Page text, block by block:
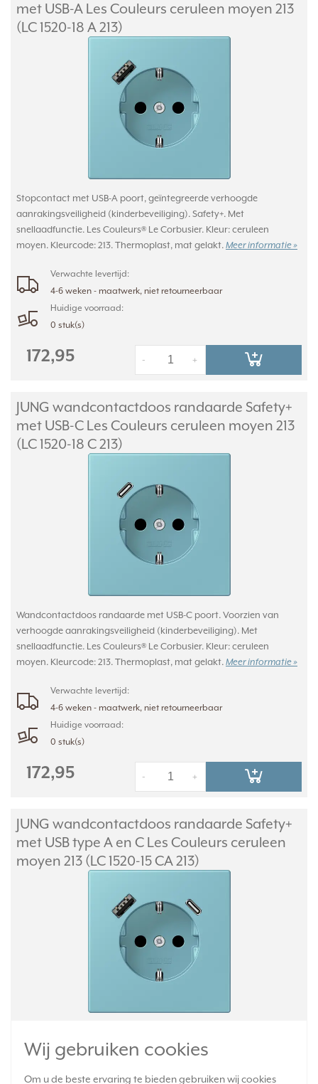
Wij gebruiken cookies
Om u de beste ervaring te bieden gebruiken wij cookies
met USB-A Les Couleurs ceruleen moyen 213
(LC 1520-18 A 213)
Stopcontact met USB-A poort, geïntegreerde verhoogde
aanrakingsveiligheid (kinderbeveiliging). Safety+. Met
snellaadfunctie. Les Couleurs® Le Corbusier. Kleur: ceruleen
moyen. Kleurcode: 213. Thermoplast, mat gelakt. Meer informatie »
Verwachte levertijd:
4-6 weken - maatwerk, niet retourneerbaar
Huidige voorraad:
0 stuk(s)
172,95 +
-
JUNG wandcontactdoos randaarde Safety+
met USB-C Les Couleurs ceruleen moyen 213
(LC 1520-18 C 213)
Wandcontactdoos randaarde met USB-C poort. Voorzien van
verhoogde aanrakingsveiligheid (kinderbeveiliging). Met
snellaadfunctie. Les Couleurs® Le Corbusier. Kleur: ceruleen
moyen. Kleurcode: 213. Thermoplast, mat gelakt. Meer informatie »
Verwachte levertijd:
4-6 weken - maatwerk, niet retourneerbaar
Huidige voorraad:
0 stuk(s)
172,95 +
-
JUNG wandcontactdoos randaarde Safety+
met USB type A en C Les Couleurs ceruleen
moyen 213 (LC 1520-15 CA 213)
Voorzien van verhoogde aanrakingsveiligheid, Safety+
(kinderbeveiliging). Les Couleurs® Le Corbusier. Kleur: ceruleen
moyen. Kleurcode: 213. Thermoplast, mat gelakt. Meer informatie »